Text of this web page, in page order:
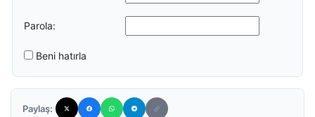
Parola:
Beni hatırla
Paylaş: